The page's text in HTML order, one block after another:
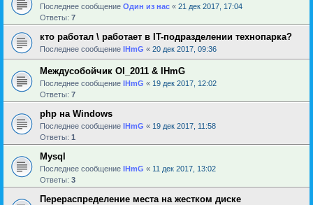
Последнее сообщение Один из нас « 21 дек 2017, 17:04
Ответы: 7
кто работал \ работает в IT-подразделении технопарка?
Последнее сообщение IHmG « 20 дек 2017, 09:36
Междусобойчик Ol_2011 & IHmG
Последнее сообщение IHmG « 19 дек 2017, 12:02
Ответы: 7
php на Windows
Последнее сообщение IHmG « 19 дек 2017, 11:58
Ответы: 1
Mysql
Последнее сообщение IHmG « 11 дек 2017, 13:02
Ответы: 3
Перераспределение места на жестком диске